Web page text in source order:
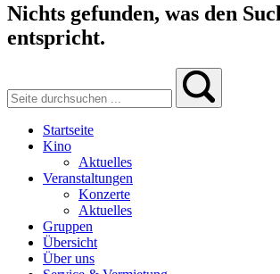
Nichts gefunden, was den
entspricht.
Startseite
Kino
Aktuelles
Veranstaltungen
Konzerte
Aktuelles
Gruppen
Übersicht
Über uns